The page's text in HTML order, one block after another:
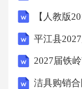
的值可以是( )A.
5 B.
6 C. 洁具购销